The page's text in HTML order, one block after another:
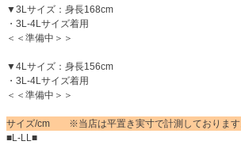
▼3Lサイズ：身長168cm
・3L-4Lサイズ着用
＜＜準備中＞＞
▼4Lサイズ：身長156cm
・3L-4Lサイズ着用
＜＜準備中＞＞
サイズ/cm ※当店は平置き実寸で計測しております
■L-LL■